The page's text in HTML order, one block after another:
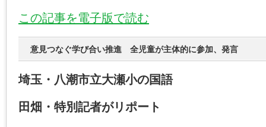
この記事を電子版で読む
意見つなぐ学び合い推進 全児童が主体的に参加、発言
埼玉・八潮市立大瀬小の国語
田畑・特別記者がリポート